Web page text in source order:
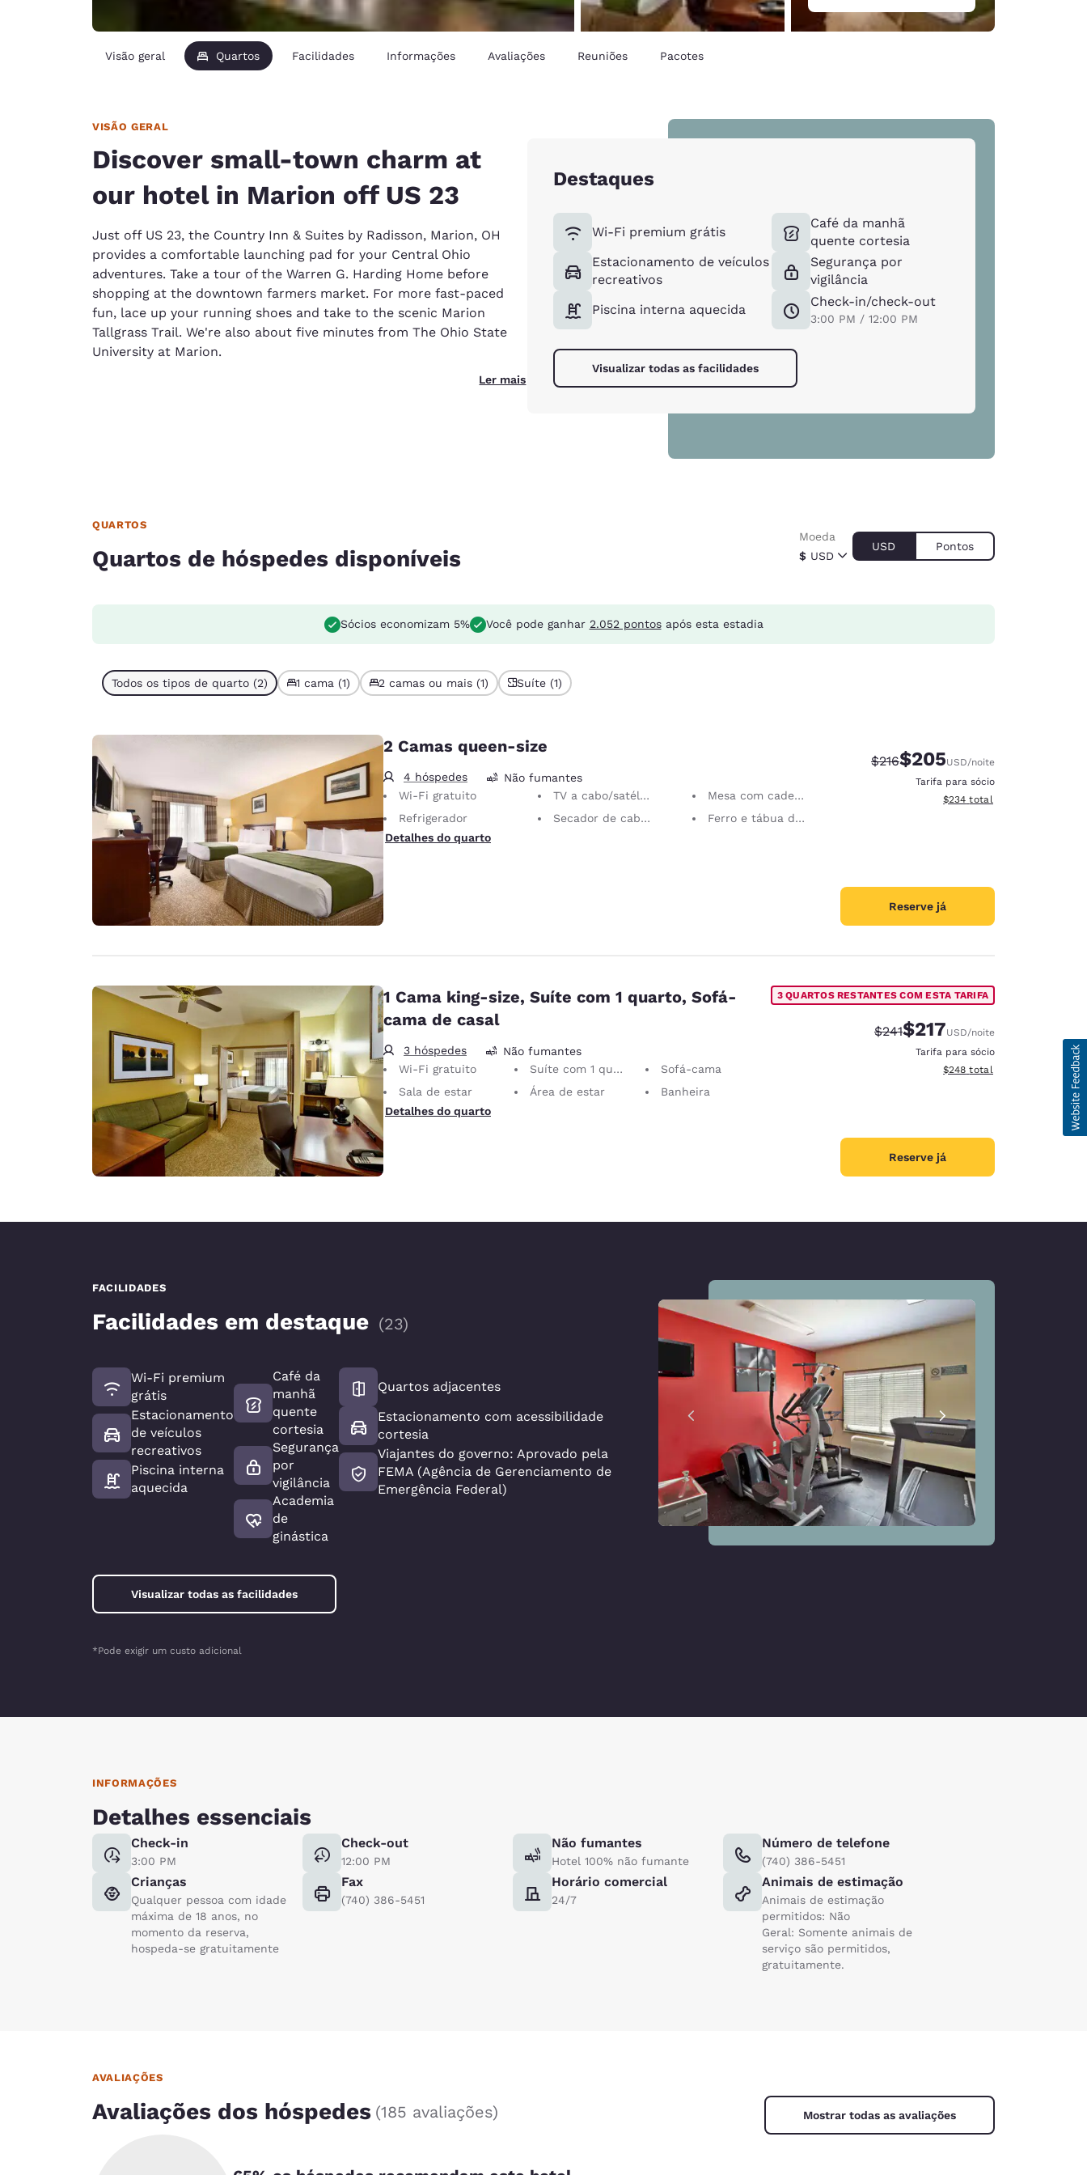
Visão geral Quartos Facilidades Informações Avaliações Reuniões Pacotes
VISÃO GERAL
Discover small-town charm at
our hotel in Marion off US 23
Just off US 23, the Country Inn & Suites by Radisson, Marion, OH
provides a comfortable launching pad for your Central Ohio
adventures. Take a tour of the Warren G. Harding Home before
shopping at the downtown farmers market. For more fast-paced
fun, lace up your running shoes and take to the scenic Marion
Tallgrass Trail. We're also about five minutes from The Ohio State
University at Marion.
Ler mais
Destaques
Wi-Fi premium grátis
Estacionamento de veículos
recreativos
Piscina interna aquecida
Café da manhã
quente cortesia
Segurança por
vigilância
Check-in/check-out
3:00 PM / 12:00 PM
Visualizar todas as facilidades
QUARTOS
Quartos de hóspedes disponíveis $ USD
Moeda
USD Pontos
Sócios economizam 5% Você pode ganhar 2.052 pontosapós esta estadia
Todos os tipos de quarto (2) 1 cama (1) 2 camas ou mais (1) Suíte (1)
2 Camas queen-size
4 hóspedes
Não fumantes
Wi-Fi gratuito
TV a cabo/satélite
Mesa com cadeira ergonômica
Refrigerador
Secador de cabelo
Ferro e tábua de passar roupa
Detalhes do quarto
Tarifa anterior “tachada”:
$216Tarifa com desconto:
$205USD/noite
Tarifa para sócio
Exibir detalhes do total
$234 total
Reserve já
1 Cama king-size, Suíte com 1 quarto, Sofá-
cama de casal
3 hóspedes
Não fumantes
Wi-Fi gratuito
Suíte com 1 quarto
Sofá-cama
Sala de estar
Área de estar
Banheira
Detalhes do quarto
3 QUARTOS RESTANTES COM ESTA TARIFA
Tarifa anterior “tachada”:
$241Tarifa com desconto:
$217USD/noite
Tarifa para sócio
Exibir detalhes do total
$248 total
Reserve já
FACILIDADES
Facilidades em destaque (23)
Wi-Fi premium
grátis
Estacionamento
de veículos
recreativos
Piscina interna
aquecida
Café da
manhã
quente
cortesia
Segurança
por
vigilância
Academia
de
ginástica
Quartos adjacentes
Estacionamento com acessibilidade
cortesia
Viajantes do governo: Aprovado pela
FEMA (Agência de Gerenciamento de
Emergência Federal)
Visualizar todas as facilidades
*Pode exigir um custo adicional
INFORMAÇÕES
Detalhes essenciais
Check-in
3:00 PM
Check-out
12:00 PM
Não fumantes
Hotel 100% não fumante
Número de telefone
(740) 386-5451
Crianças
Qualquer pessoa com idade
máxima de 18 anos, no
momento da reserva,
hospeda-se gratuitamente
Fax
(740) 386-5451
Horário comercial
24/7
Animais de estimação
Animais de estimação
permitidos: Não
Geral: Somente animais de
serviço são permitidos,
gratuitamente.
AVALIAÇÕES
Avaliações dos hóspedes (185 avaliações) Mostrar todas as avaliações